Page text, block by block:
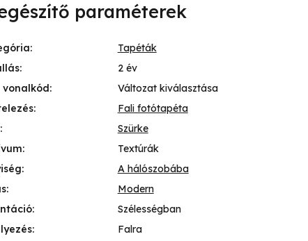
paraméterek
:
Tapéták
:
2 év
vonalkód:
Változat kiválasztása
:
Fali fotótapéta
:
Szürke
:
Textúrák
:
A hálószobába
:
Modern
:
Szélességban
:
Falra